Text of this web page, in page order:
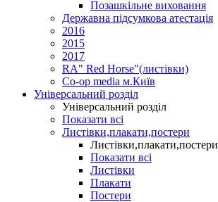
Позашкільне виховання
Державна підсумкова атестація
2016
2015
2017
RA" Red Horse"(листівки)
Co-op media м.Київ
Універсальний розділ
Універсальний розділ
Показати всі
Листівки,плакати,постери
Листівки,плакати,постери
Показати всі
Листівки
Плакати
Постери